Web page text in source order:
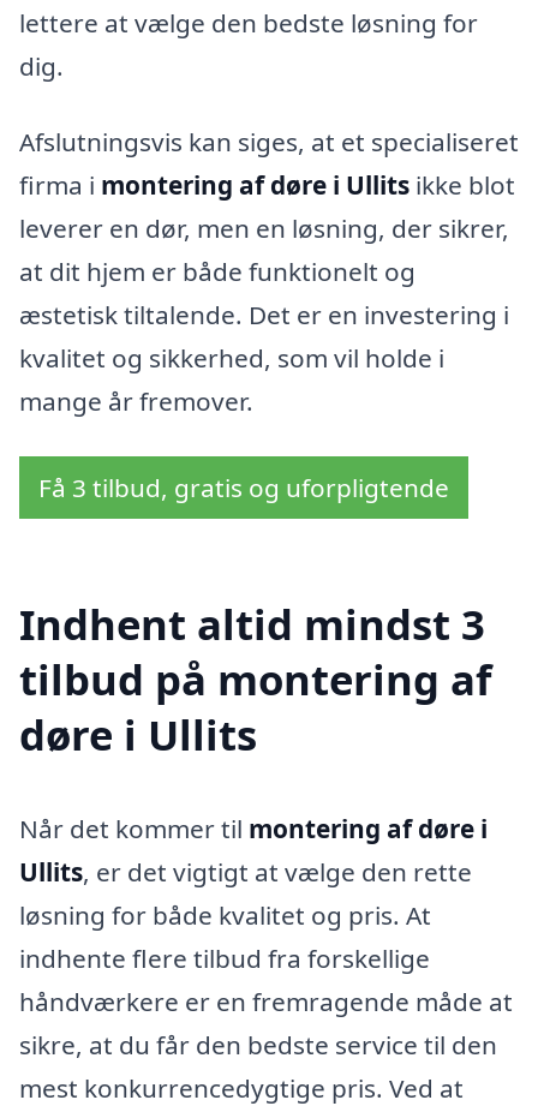
lettere at vælge den bedste løsning for
dig.
Afslutningsvis kan siges, at et specialiseret
firma i montering af døre i Ullits ikke blot
leverer en dør, men en løsning, der sikrer,
at dit hjem er både funktionelt og
æstetisk tiltalende. Det er en investering i
kvalitet og sikkerhed, som vil holde i
mange år fremover.
Få 3 tilbud, gratis og uforpligtende
Indhent altid mindst 3
tilbud på montering af
døre i Ullits
Når det kommer til montering af døre i
Ullits, er det vigtigt at vælge den rette
løsning for både kvalitet og pris. At
indhente flere tilbud fra forskellige
håndværkere er en fremragende måde at
sikre, at du får den bedste service til den
mest konkurrencedygtige pris. Ved at